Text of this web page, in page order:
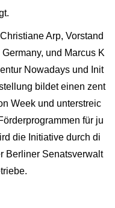
Arp, Vorstand
und Marcus K
Nowadays und Init
bildet einen zent
Week und unterstreic
für ju
die Initiative durch di
Berliner Senatsverwalt